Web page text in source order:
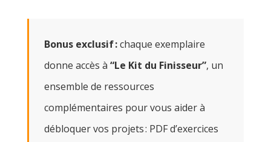
Bonus exclusif :chaque exemplaire
donne accès à “Le Kit du Finisseur”, un
ensemble de ressources
complémentaires pour vous aider à
débloquer vos projets : PDF d’exercices